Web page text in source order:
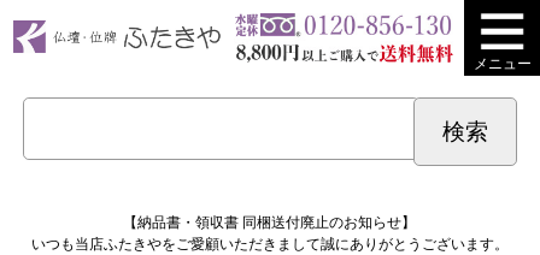
メニュー
【納品書・領収書 同梱送付廃止のお知らせ】
いつも当店ふたきやをご愛顧いただきまして誠にありがとうございます。